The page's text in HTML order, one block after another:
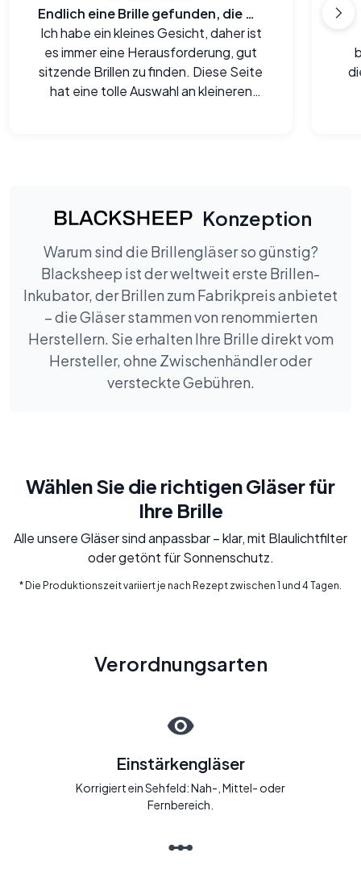
Endlich eine Brille gefunden, die mir passt und auch noch gut für meinen Geldbeutel ist.
Ich habe ein kleines Gesicht, daher ist
es immer eine Herausforderung, gut
sitzende Brillen zu finden. Diese Seite
hat eine tolle Auswahl an kleineren
Konzeption
Warum sind die Brillengläser so günstig?
Blacksheep ist der weltweit erste Brillen-
Inkubator, der Brillen zum Fabrikpreis anbietet
– die Gläser stammen von renommierten
Herstellern. Sie erhalten Ihre Brille direkt vom
Hersteller, ohne Zwischenhändler oder
versteckte Gebühren.
Wählen Sie die richtigen Gläser für
Ihre Brille
Alle unsere Gläser sind anpassbar – klar, mit Blaulichtfilter
oder getönt für Sonnenschutz.
* Die Produktionszeit variiert je nach Rezept zwischen 1 und 4 Tagen.
Verordnungsarten
Einstärkengläser
Korrigiert ein Sehfeld: Nah-, Mittel- oder
Fernbereich.